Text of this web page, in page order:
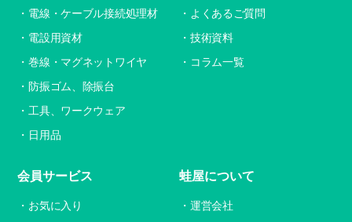
電線・ケーブル接続処理材
電設用資材
巻線・マグネットワイヤ
防振ゴム、除振台
工具、ワークウェア
日用品
よくあるご質問
技術資料
コラム一覧
会員サービス
お気に入り
蛙屋について
運営会社